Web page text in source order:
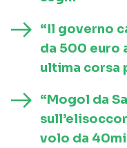
“Il governo
da 500 euro
ultima corsa
“Mogol da
volo da